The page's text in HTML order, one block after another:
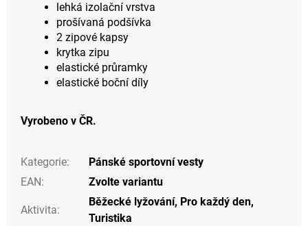
lehká izolační vrstva
prošívaná podšívka
2 zipové kapsy
krytka zipu
elastické průramky
elastické boční díly
Vyrobeno v ČR.
Kategorie:
Pánské sportovní vesty
EAN: Zvolte variantu
Aktivita:
Běžecké lyžování, Pro každý den,
Turistika